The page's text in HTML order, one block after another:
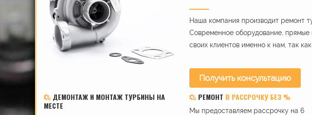
Наша компания производит ремонт
Современное оборудование, прямые
своих клиентов именно к нам, так
Получить консультацию
ДЕМОНТАЖ И МОНТАЖ ТУРБИНЫ НА
МЕСТЕ
РЕМОНТ В РАССРОЧКУ БЕЗ %
Мы предоставляем рассрочку на 6